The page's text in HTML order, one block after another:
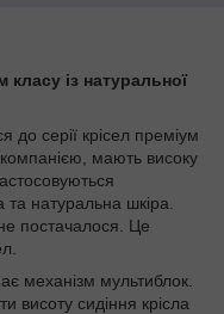
класу із натуральної
до серії крісел преміум
мають високу
натуральна шкіра.
постачалося. Це
механізм мультиблок.
висоту сидіння крісла